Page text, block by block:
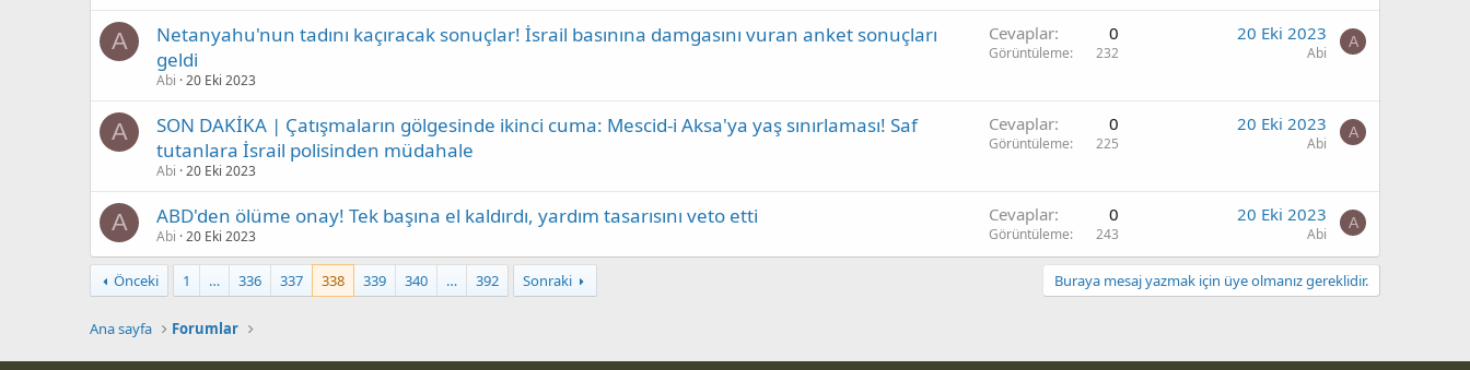
A
Netanyahu'nun tadını kaçıracak sonuçlar! İsrail basınına damgasını vuran anket sonuçları
geldi
Abi 20 Eki 2023
Cevaplar 0
Görüntüleme 232
20 Eki 2023
Abi
A
A
SON DAKİKA | Çatışmaların gölgesinde ikinci cuma: Mescid-i Aksa'ya yaş sınırlaması! Saf
tutanlara İsrail polisinden müdahale
Abi 20 Eki 2023
Cevaplar 0
Görüntüleme 225
20 Eki 2023
Abi
A
A ABD'den ölüme onay! Tek başına el kaldırdı, yardım tasarısını veto etti
Abi 20 Eki 2023
Cevaplar 0
Görüntüleme 243
20 Eki 2023
Abi
A
Önceki 1 … 336 337 338 339 340 … 392 Sonraki Buraya mesaj yazmak için üye olmanız gereklidir.
Ana sayfa Forumlar